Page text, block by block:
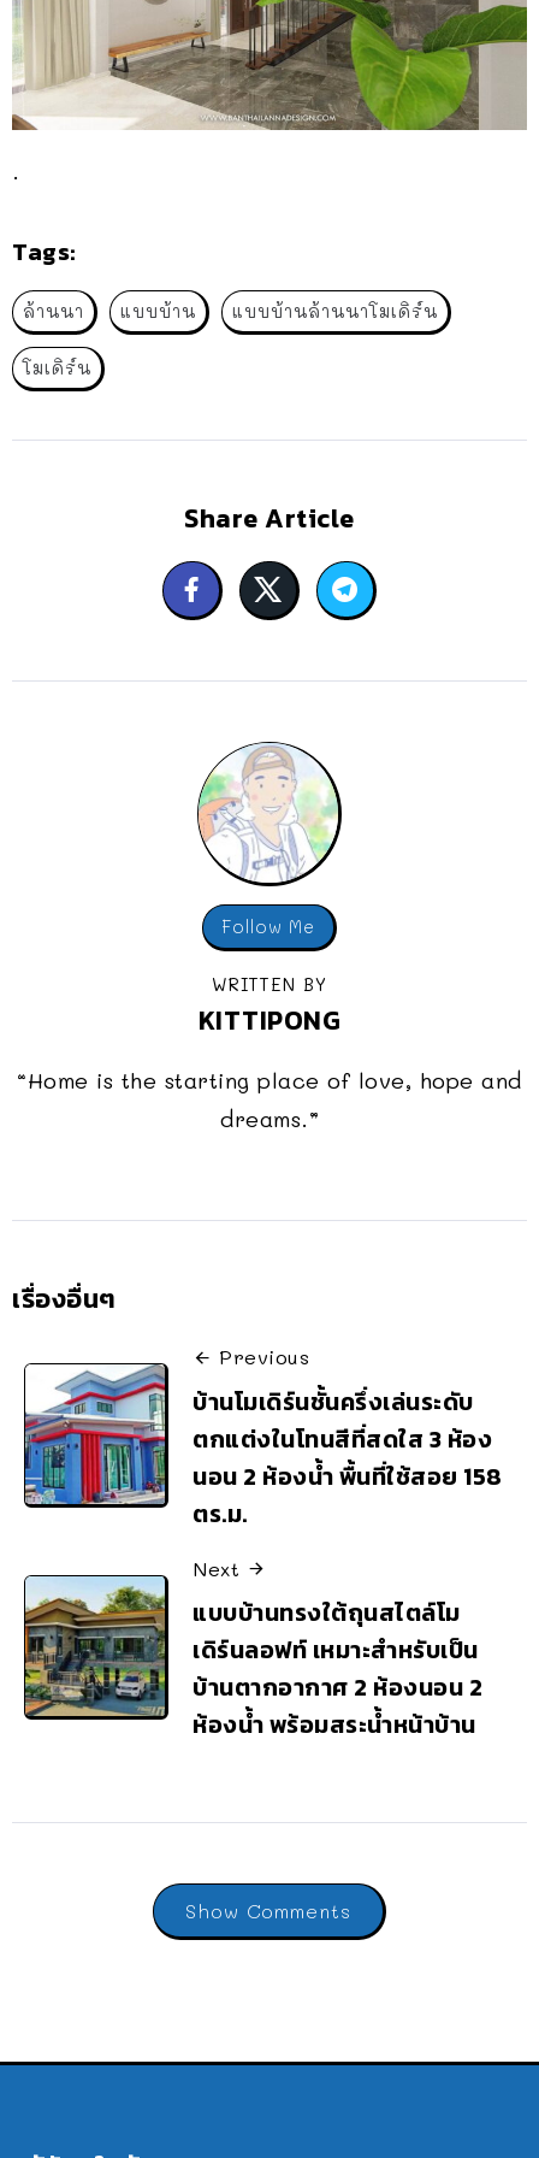
.
Tags:
ล้านนา แบบบ้าน แบบบ้านล้านนาโมเดิร์น
โมเดิร์น
Share Article
Follow Me
WRITTEN BY
KITTIPONG
“Home is the starting place of love, hope and
dreams.”
เรื่องอื่นๆ
Previous
บ้านโมเดิร์นชั้นครึ่งเล่นระดับ
ตกแต่งในโทนสีที่สดใส 3 ห้อง
นอน 2 ห้องน้ำ พื้นที่ใช้สอย 158
ตร.ม.
Next
แบบบ้านทรงใต้ถุนสไตล์โม
เดิร์นลอฟท์ เหมาะสำหรับเป็น
บ้านตากอากาศ 2 ห้องนอน 2
ห้องน้ำ พร้อมสระน้ำหน้าบ้าน
Show Comments